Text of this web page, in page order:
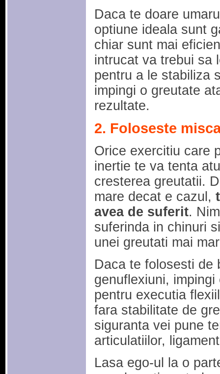
Daca te doare
optiune ideala sunt
chiar sunt mai
intrucat va trebui sa
pentru a le stabiliza
impingi o greutate
rezultate.
2. Foloseste
Orice exercitiu care
inertie te va tenta
cresterea greutatii.
mare decat e cazul,
avea de suferit.
suferinda in chinuri
unei greutati mai
Daca te folosesti de
genuflexiuni,
pentru executia
fara stabilitate de
siguranta vei pune
articulatiilor,
Lasa ego-ul la o